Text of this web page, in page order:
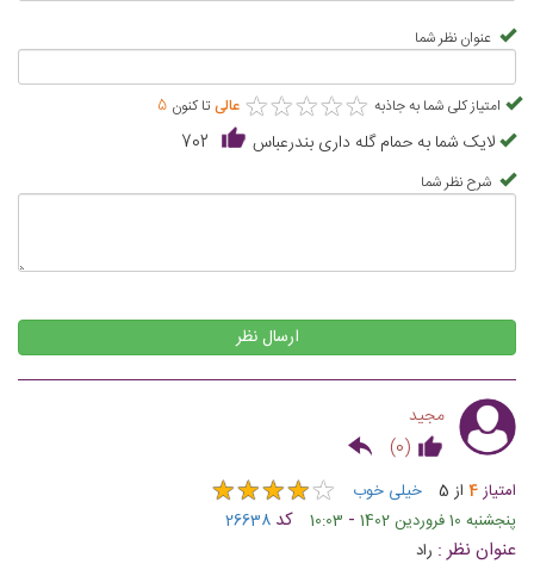
عنوان نظر شما
امتیاز کلی شما به جاذبه ★★★★★
★★★★★ عالی تا کنون 5
لایک شما به حمام گله داری بندرعباس 702
شرح نظر شما
ارسال نظر
مجید
(
0
)
امتیاز4 از 5 خیلی خوب ★★★★★
★★★★★
پنجشنبه 10 فروردین 1402 -
10:03 کد 26638
عنوان نظر : راد